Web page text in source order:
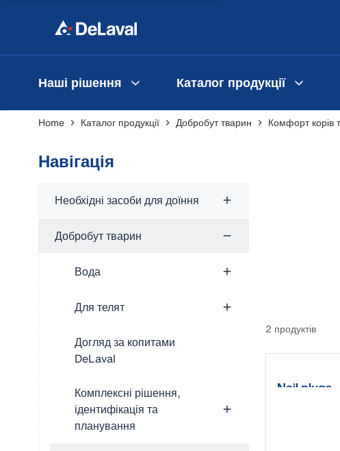
Наші рішення Каталог продукції
Home Каталог продукції Добробут тварин Комфорт корів
Навігація
Необхідні засоби для доїння
Добробут тварин
Вода
Для телят
Догляд за копитами
DeLaval
Комплексні рішення,
ідентифікація та
планування
2 продуктів
Nail plugs